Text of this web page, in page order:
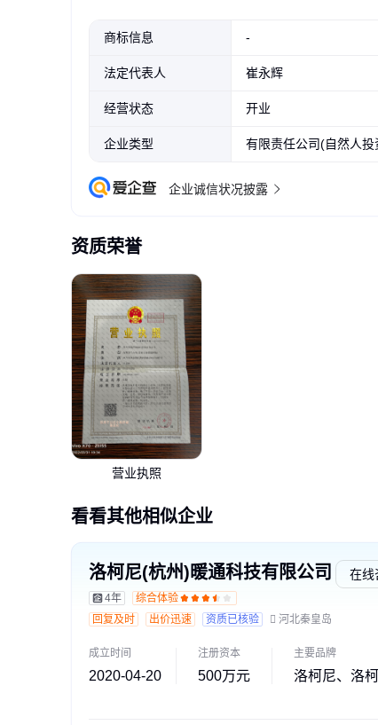
商标信息 -
法定代表人 崔永辉
经营状态 开业
企业类型 有限责任公司(自然人投
企业诚信状况披露
资质荣誉
营业执照
看看其他相似企业
洛柯尼(杭州)暖通科技有限公司
4年 综合体验
在线
回复及时 出价迅速 资质已核验 河北秦皇岛
成立时间
2020-04-20
注册资本
500万元
主要品牌
洛柯尼、洛